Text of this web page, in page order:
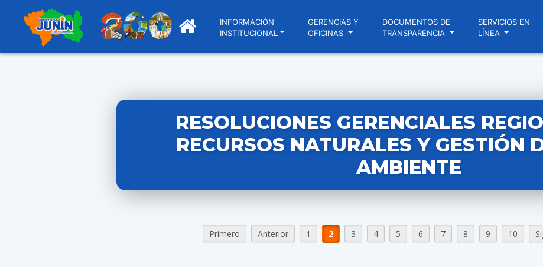
INFORMACIÓN
INSTITUCIONAL
GERENCIAS Y
OFICINAS
DOCUMENTOS DE
TRANSPARENCIA
SERVICIOS EN
LÍNEA
RESOLUCIONES GERENCIALES
RECURSOS NATURALES Y GESTIÓN
AMBIENTE
Primero Anterior 1 2 3 4 5 6 7 8 9 10